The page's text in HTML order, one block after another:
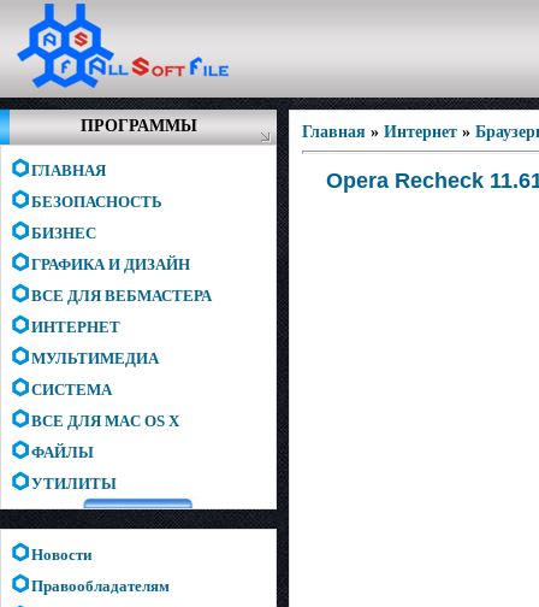
ПРОГРАММЫ
ГЛАВНАЯ
БЕЗОПАСНОСТЬ
БИЗНЕС
ГРАФИКА И ДИЗАЙН
ВСЕ ДЛЯ ВЕБМАСТЕРА
ИНТЕРНЕТ
МУЛЬТИМЕДИА
СИСТЕМА
ВСЕ ДЛЯ MAC OS X
ФАЙЛЫ
УТИЛИТЫ
Новости
Правообладателям
Главная » Интернет »
Opera Recheck